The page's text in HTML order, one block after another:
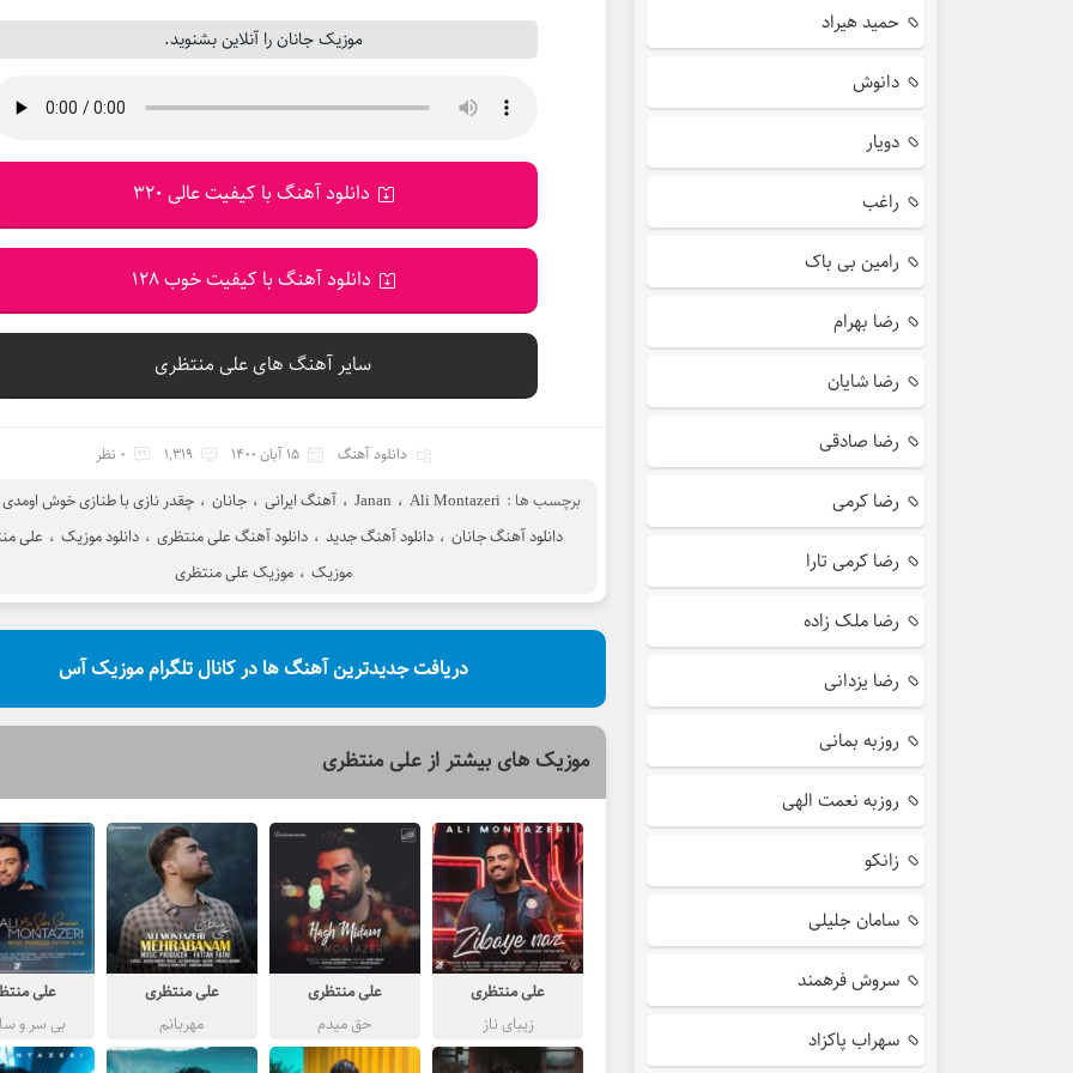
موزیک جانان را آنلاین بشنوید.
دانلود آهنگ با کیفیت عالی 320
دانلود آهنگ با کیفیت خوب 128
سایر آهنگ های علی منتظری
دانلود آهنگ 15 آبان 1400 1,319 0 نظر
برچسب ها : Ali Montazeri ، Janan ، آهنگ ایرانی ، جانان ، چقدر نازی با طنازی خوش اومدی
دانلود آهنگ جانان ، دانلود آهنگ جدید ، دانلود آهنگ علی منتظری ، دانلود موزیک ، علی
موزیک ، موزیک علی منتظری
دریافت جدیدترین آهنگ ها در کانال تلگرام موزیک آس
موزیک های بیشتر از علی منتظری
علی منتظری
زیبای ناز
علی منتظری
حق میدم
علی منتظری
مهربانم
علی
بی سر و
حمید هیراد
دانوش
دویار
راغب
رامین بی باک
رضا بهرام
رضا شایان
رضا صادقی
رضا کرمی
رضا کرمی تارا
رضا ملک زاده
رضا یزدانی
روزبه بمانی
روزبه نعمت الهی
زانکو
سامان جلیلی
سروش فرهمند
سهراب پاکزاد